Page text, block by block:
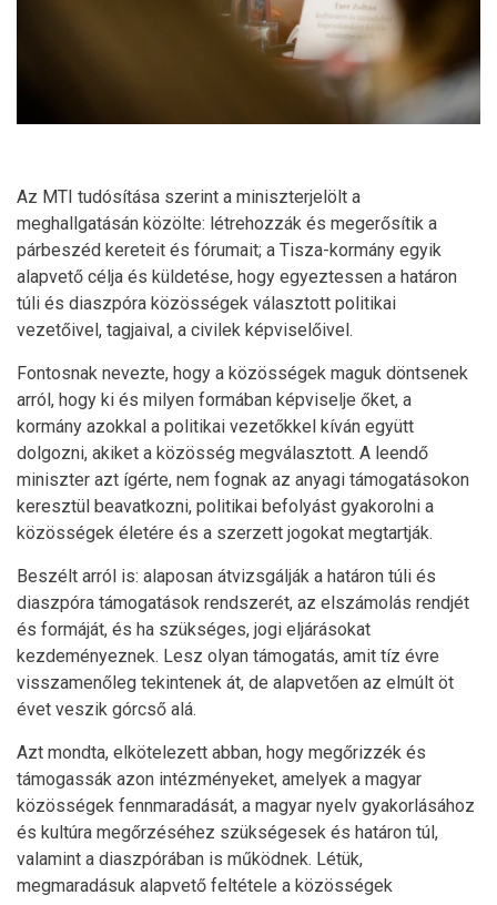
Az MTI tudósítása szerint a miniszterjelölt a
meghallgatásán közölte: létrehozzák és megerősítik a
párbeszéd kereteit és fórumait; a Tisza-kormány egyik
alapvető célja és küldetése, hogy egyeztessen a határon
túli és diaszpóra közösségek választott politikai
vezetőivel, tagjaival, a civilek képviselőivel.
Fontosnak nevezte, hogy a közösségek maguk döntsenek
arról, hogy ki és milyen formában képviselje őket, a
kormány azokkal a politikai vezetőkkel kíván együtt
dolgozni, akiket a közösség megválasztott. A leendő
miniszter azt ígérte, nem fognak az anyagi támogatásokon
keresztül beavatkozni, politikai befolyást gyakorolni a
közösségek életére és a szerzett jogokat megtartják.
Beszélt arról is: alaposan átvizsgálják a határon túli és
diaszpóra támogatások rendszerét, az elszámolás rendjét
és formáját, és ha szükséges, jogi eljárásokat
kezdeményeznek. Lesz olyan támogatás, amit tíz évre
visszamenőleg tekintenek át, de alapvetően az elmúlt öt
évet veszik górcső alá.
Azt mondta, elkötelezett abban, hogy megőrizzék és
támogassák azon intézményeket, amelyek a magyar
közösségek fennmaradását, a magyar nyelv gyakorlásához
és kultúra megőrzéséhez szükségesek és határon túl,
valamint a diaszpórában is működnek. Létük,
megmaradásuk alapvető feltétele a közösségek